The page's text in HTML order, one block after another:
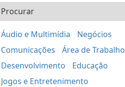
Procurar
Áudio e Multimídia
Negócios
Comunicações
Área de Trabalho
Desenvolvimento
Educação
Jogos e Entretenimento